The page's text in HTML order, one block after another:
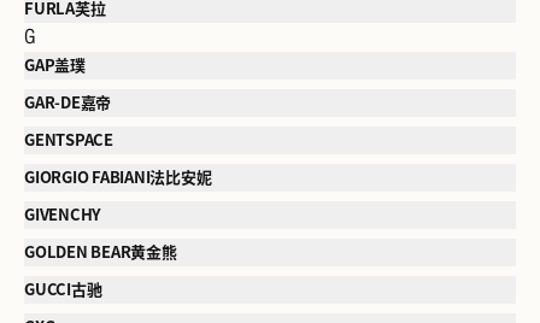
FURLA芙拉
G
GAP盖璞
GAR-DE嘉帝
GENTSPACE
GIORGIO FABIANI法比安妮
GIVENCHY
GOLDEN BEAR黄金熊
GUCCI古驰